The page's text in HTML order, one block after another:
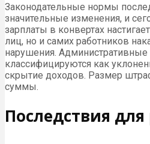
Законодательные нормы
значительные изменения, и
зарплаты в конвертах
лиц, но и самих работников
нарушения. Административные
классифицируются как
скрытие доходов. Размер
суммы.
Последствия